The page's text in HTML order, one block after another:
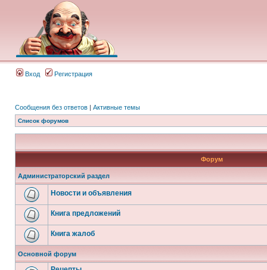
Вход Регистрация
Сообщения без ответов | Активные темы
Список форумов
Форум
Администраторский раздел
Новости и объявления
Книга предложений
Книга жалоб
Основной форум